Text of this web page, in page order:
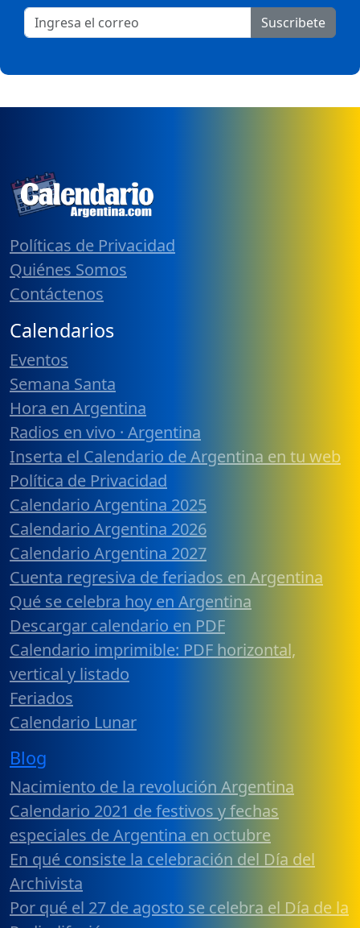
Suscribete
Políticas de Privacidad
Quiénes Somos
Contáctenos
Calendarios
Eventos
Semana Santa
Hora en Argentina
Radios en vivo · Argentina
Inserta el Calendario de Argentina en tu web
Política de Privacidad
Calendario Argentina 2025
Calendario Argentina 2026
Calendario Argentina 2027
Cuenta regresiva de feriados en Argentina
Qué se celebra hoy en Argentina
Descargar calendario en PDF
Calendario imprimible: PDF horizontal,
vertical y listado
Feriados
Calendario Lunar
Blog
Nacimiento de la revolución Argentina
Calendario 2021 de festivos y fechas
especiales de Argentina en octubre
En qué consiste la celebración del Día del
Archivista
Por qué el 27 de agosto se celebra el Día de la